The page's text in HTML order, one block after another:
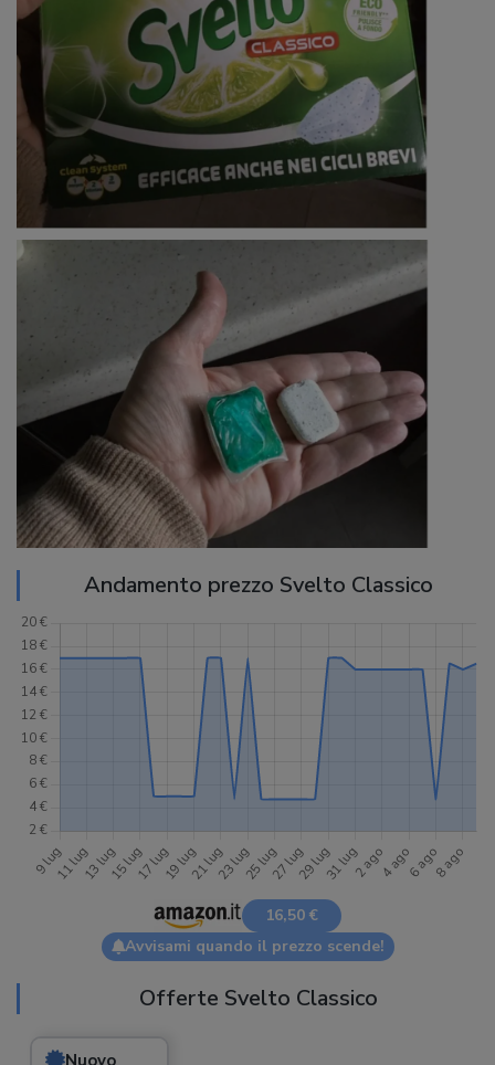
Andamento prezzo Svelto Classico
16,50 €
Avvisami quando il prezzo scende!
Offerte Svelto Classico
Nuovo